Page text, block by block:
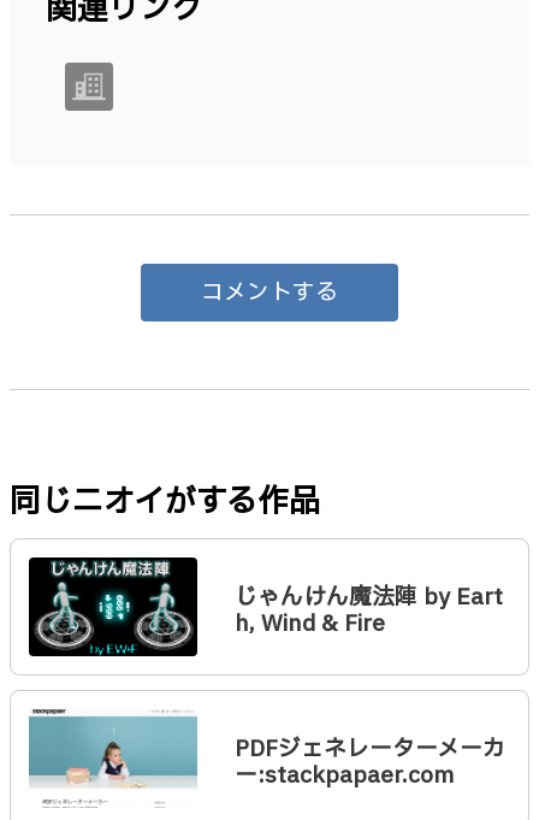
関連リンク
コメントする
同じニオイがする作品
じゃんけん魔法陣 by Eart
h, Wind & Fire
PDFジェネレーターメーカ
ー:stackpapaer.com